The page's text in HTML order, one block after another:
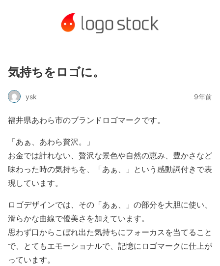
気持ちをロゴに。
ysk 9年前
福井県あわら市のブランドロゴマークです。
「あぁ、あわら贅沢。」
お金では計れない、贅沢な景色や自然の恵み、豊かさなど
味わった時の気持ちを、「あぁ、」という感動詞付きで表
現しています。
ロゴデザインでは、その「あぁ、」の部分を大胆に使い、
滑らかな曲線で優美さを加えています。
思わず口からこぼれ出た気持ちにフォーカスを当てること
で、とてもエモーショナルで、記憶にロゴマークに仕上が
っています。